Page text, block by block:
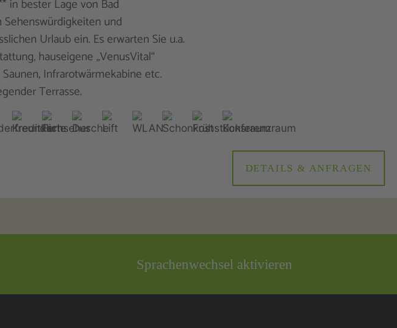
in bester Lage von Bad
und
Urlaub ein. Es erwarten Sie u.a.
hauseigene „VenusVital“
Infrarotwärmekabine etc.
Terrasse.
DETAILS & ANFRAGEN
Sprachenwechsel aktivieren